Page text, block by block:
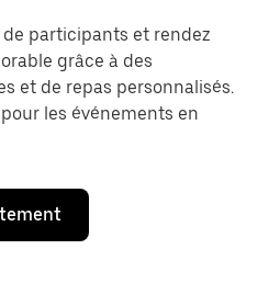
participants et rendez
grâce à des
et de repas personnalisés.
les événements en